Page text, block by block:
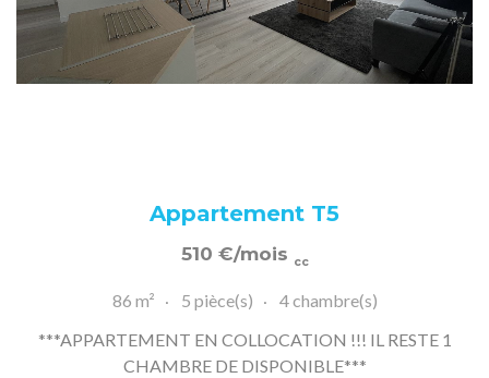
Appartement T5
510 €/mois cc
86 m² 5 pièce(s)
4 chambre(s)
***APPARTEMENT EN COLLOCATION !!! IL RESTE 1
CHAMBRE DE DISPONIBLE***